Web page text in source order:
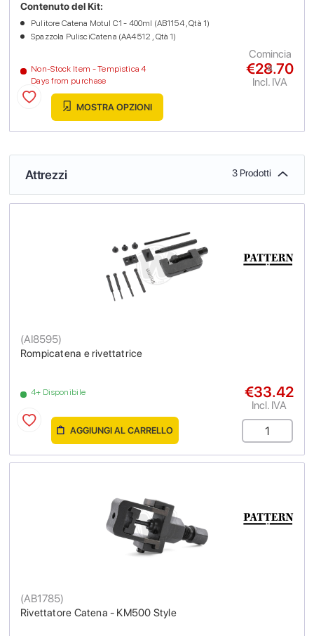
Non-Stock Item - Tempistica 4
Days from purchase
Contenuto del Kit:
Pulitore Catena Motul C1 - 400ml (AB1154 , Qtà 1)
Spazzola PulisciCatena (AA4512 , Qtà 1)
€28.70
Incl. IVA
Comincia
a
MOSTRA OPZIONI
Attrezzi 3 Prodotti
Rompicatena e rivettatrice
(AI8595)
4+ Disponibile €33.42
Incl. IVA
AGGIUNGI AL CARRELLO
Rivettatore Catena - KM500 Style
(AB1785)